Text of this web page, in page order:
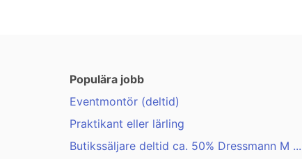
Populära jobb
Eventmontör (deltid)
Praktikant eller lärling
Butikssäljare deltid ca. 50% Dressmann M ...